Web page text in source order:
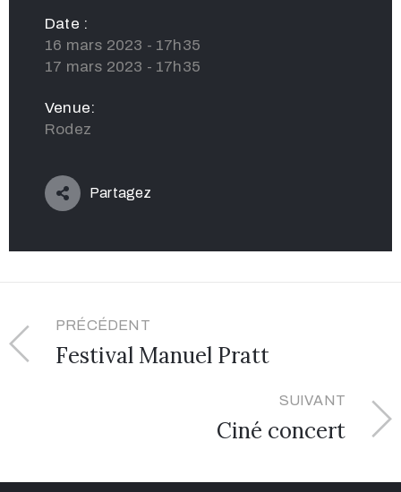
Date :
16 mars 2023 - 17h35
17 mars 2023 - 17h35
Venue:
Rodez
Partagez
PRÉCÉDENT
Festival Manuel Pratt
SUIVANT
Ciné concert